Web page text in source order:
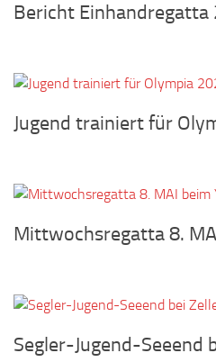
Bericht Einhandregatta
Jugend trainiert für
Mittwochsregatta 8.
Segler-Jugend-Seeend